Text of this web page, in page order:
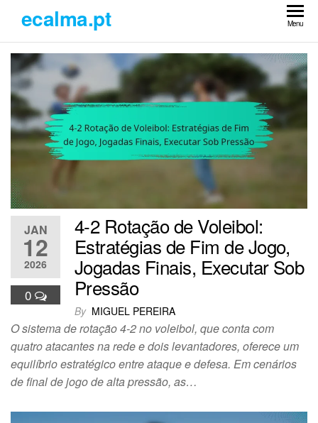
the
content
ecalma.pt Menu
JAN
12
2026
0
4-2 Rotação de Voleibol:
Estratégias de Fim de Jogo,
Jogadas Finais, Executar Sob
Pressão
By MIGUEL PEREIRA
O sistema de rotação 4-2 no voleibol, que conta com
quatro atacantes na rede e dois levantadores, oferece um
equilíbrio estratégico entre ataque e defesa. Em cenários
de final de jogo de alta pressão, as…